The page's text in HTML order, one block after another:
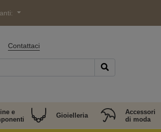
Contattaci
e
Gioielleria
Accessori
di moda